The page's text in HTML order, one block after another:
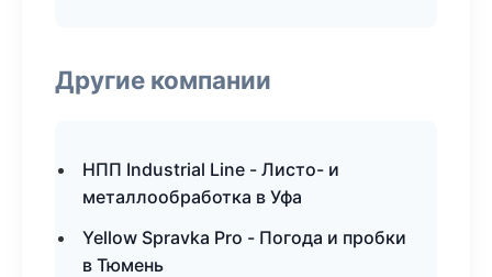
Другие компании
НПП Industrial Line - Листо- и
металлообработка в Уфа
Yellow Spravka Pro - Погода и пробки
в Тюмень